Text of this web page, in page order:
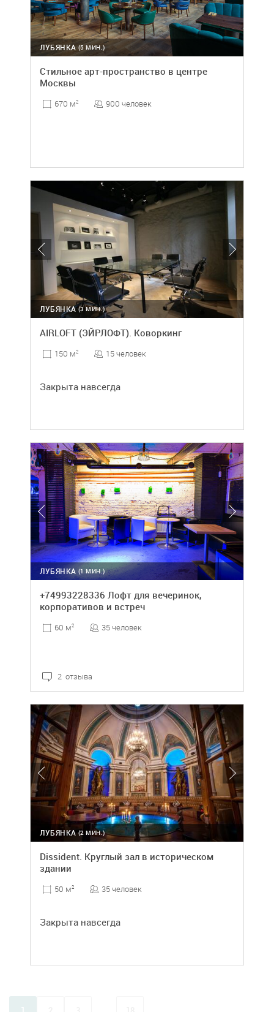
(5 МИН.)
ЛУБЯНКА
Стильное арт-пространство в центре
Москвы
670 м2 900 человек
(3 МИН.)
ЛУБЯНКА
AIRLOFT (ЭЙРЛОФТ). Коворкинг
150 м2 15 человек
Закрыта навсегда
(1 МИН.)
ЛУБЯНКА
+74993228336 Лофт для вечеринок,
корпоративов и встреч
60 м2 35 человек
2 отзыва
(2 МИН.)
ЛУБЯНКА
Dissident. Круглый зал в историческом
здании
50 м2 35 человек
Закрыта навсегда